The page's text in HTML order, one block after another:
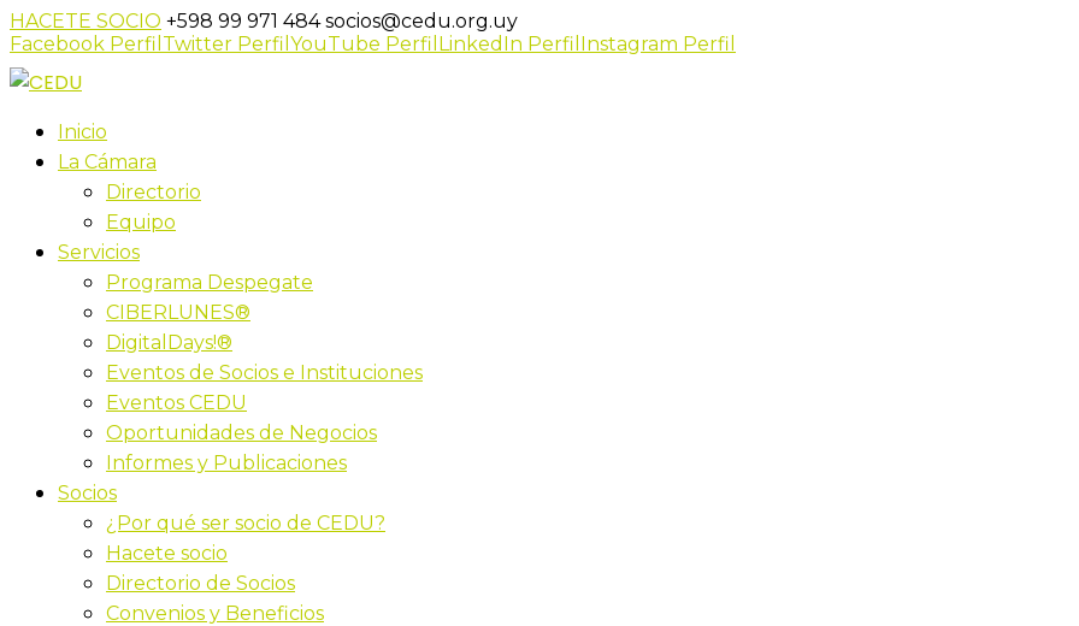
HACETE SOCIO +598 99 971 484socios@cedu.org.uy
Facebook Perfil Twitter Perfil YouTube Perfil LinkedIn Perfil Instagram Perfil
Inicio
La Cámara
Directorio
Equipo
Servicios
Programa Despegate
CIBERLUNES®
DigitalDays!®
Eventos de Socios e Instituciones
Eventos CEDU
Oportunidades de Negocios
Informes y Publicaciones
Socios
¿Por qué ser socio de CEDU?
Hacete socio
Directorio de Socios
Convenios y Beneficios